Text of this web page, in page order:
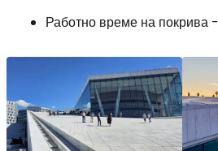
Работно време на покрива -